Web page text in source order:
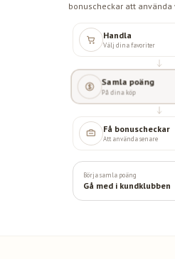
bonuscheckar att
Handla
Välj dina favoriter
Samla poäng
På dina köp
Få bonuscheckar
Att använda senare
Börja samla poäng
Gå med i kundklubben